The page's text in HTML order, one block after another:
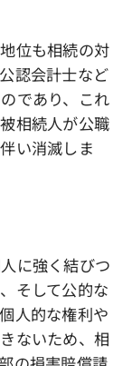
位も相続の対
認会計士など
であり、これ
相続人が公職
い消滅しま
に強く結びつ
そして公的な
人的な権利や
ないため、相